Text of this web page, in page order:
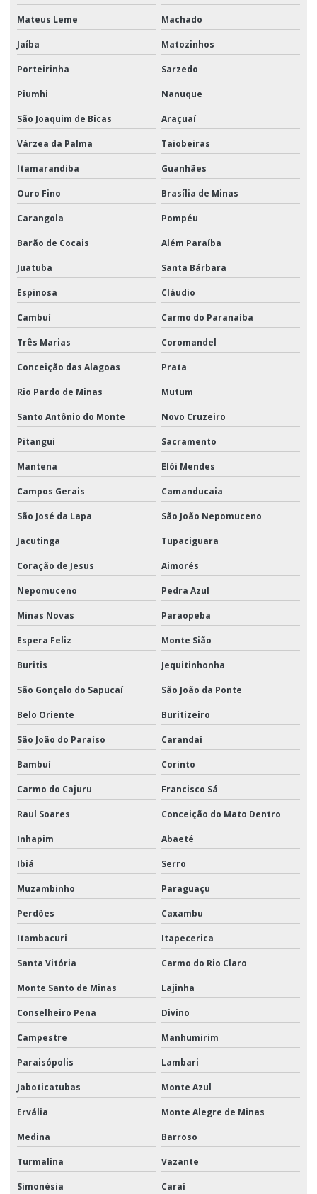
Mateus Leme Machado
Jaíba Matozinhos
Porteirinha Sarzedo
Piumhi Nanuque
São Joaquim de Bicas Araçuaí
Várzea da Palma Taiobeiras
Itamarandiba Guanhães
Ouro Fino Brasília de Minas
Carangola Pompéu
Barão de Cocais Além Paraíba
Juatuba Santa Bárbara
Espinosa Cláudio
Cambuí Carmo do Paranaíba
Três Marias Coromandel
Conceição das Alagoas Prata
Rio Pardo de Minas Mutum
Santo Antônio do Monte Novo Cruzeiro
Pitangui Sacramento
Mantena Elói Mendes
Campos Gerais Camanducaia
São José da Lapa São João Nepomuceno
Jacutinga Tupaciguara
Coração de Jesus Aimorés
Nepomuceno Pedra Azul
Minas Novas Paraopeba
Espera Feliz Monte Sião
Buritis Jequitinhonha
São Gonçalo do Sapucaí São João da Ponte
Belo Oriente Buritizeiro
São João do Paraíso Carandaí
Bambuí Corinto
Carmo do Cajuru Francisco Sá
Raul Soares Conceição do Mato Dentro
Inhapim Abaeté
Ibiá Serro
Muzambinho Paraguaçu
Perdões Caxambu
Itambacuri Itapecerica
Santa Vitória Carmo do Rio Claro
Monte Santo de Minas Lajinha
Conselheiro Pena Divino
Campestre Manhumirim
Paraisópolis Lambari
Jaboticatubas Monte Azul
Ervália Monte Alegre de Minas
Medina Barroso
Turmalina Vazante
Simonésia Caraí